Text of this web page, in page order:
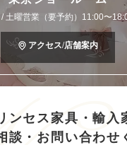
土曜営業（要予約）11:00〜
アクセス/店舗案内
ンセス家具・輸入
談・お問い合わせ